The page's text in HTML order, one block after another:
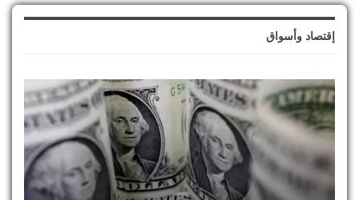
إقتصاد وأسواق